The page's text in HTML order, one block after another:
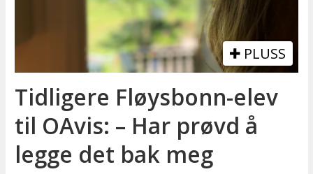
PLUSS
Tidligere Fløysbonn-elev
til OAvis: – Har prøvd å
legge det bak meg